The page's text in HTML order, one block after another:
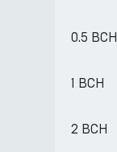
0.5 BCH
1 BCH
2 BCH